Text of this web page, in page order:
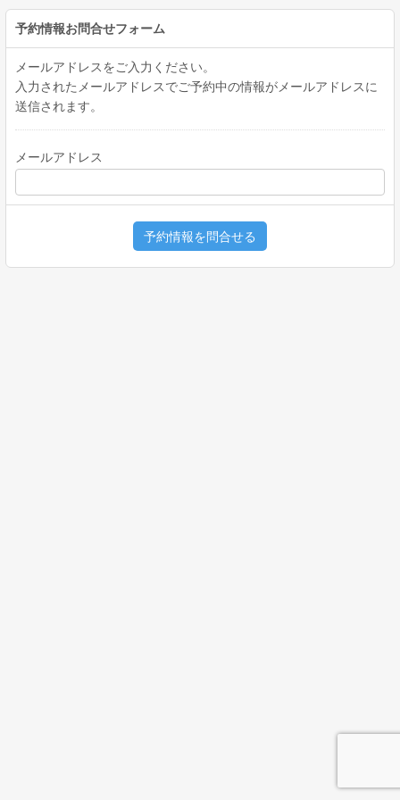
予約情報お問合せフォーム
メールアドレスをご入力ください。
入力されたメールアドレスでご予約中の情報がメールアドレスに
送信されます。
メールアドレス
予約情報を問合せる